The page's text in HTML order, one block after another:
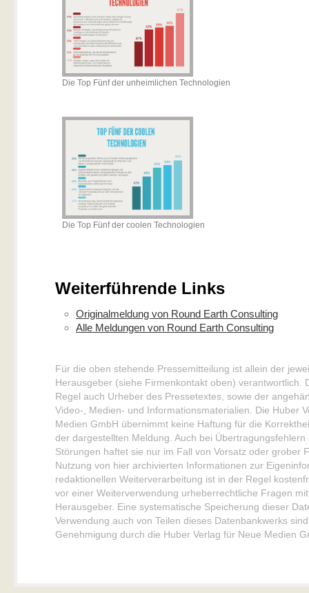
Die Top Fünf der unheimlichen Technologien
Die Top Fünf der coolen Technologien
Weiterführende Links
Originalmeldung von Round Earth Consulting
Alle Meldungen von Round Earth Consulting
Für die oben stehende Pressemitteilung ist allein der
Herausgeber (siehe Firmenkontakt oben) verantwortlich.
Regel auch Urheber des Pressetextes, sowie der
Video-, Medien- und Informationsmaterialien. Die Huber
Medien GmbH übernimmt keine Haftung für die
der dargestellten Meldung. Auch bei
Störungen haftet sie nur im Fall von Vorsatz oder grober
Nutzung von hier archivierten Informationen zur
redaktionellen Weiterverarbeitung ist in der Regel
vor einer Weiterverwendung urheberrechtliche Fragen
Herausgeber. Eine systematische Speicherung dieser
Verwendung auch von Teilen dieses Datenbankwerks
Genehmigung durch die Huber Verlag für Neue Medien